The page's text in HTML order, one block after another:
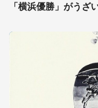
「横浜優勝」がう